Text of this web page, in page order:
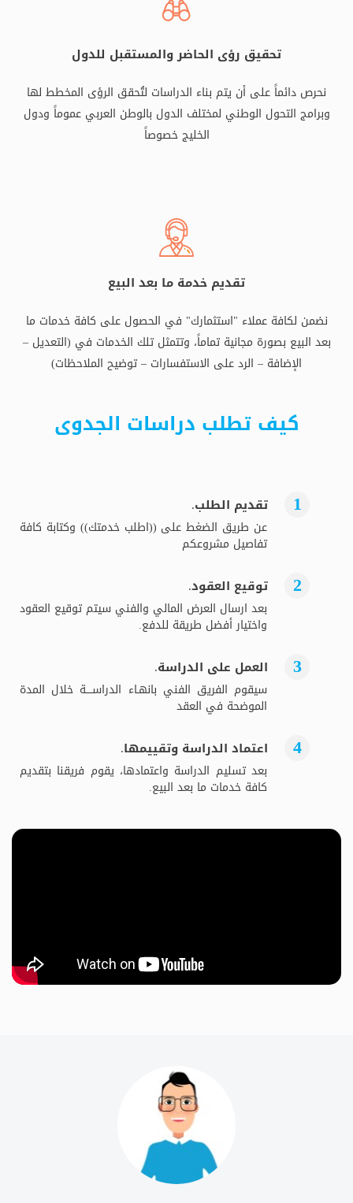
تحقيق رؤى الحاضر والمستقبل للدول
نحرص دائماً على أن يتم بناء الدراسات لتُحقق الرؤى المخطط لها
وبرامج التحول الوطني لمختلف الدول بالوطن العربي عموماً ودول
الخليج خصوصاً
تقديم خدمة ما بعد البيع
نضمن لكافة عملاء "استثمارك" في الحصول على كافة خدمات ما
بعد البيع بصورة مجانية تماماً، وتتمثل تلك الخدمات في (التعديل –
الإضافة – الرد على الاستفسارات – توضيح الملاحظات)
كيف تطلب دراسات الجدوى
تقديم الطلب.
عن طريق الضغط على ((اطلب خدمتك)) وكتابة كافة
تفاصيل مشروعكم
توقيع العقود.
بعد ارسال العرض المالي والفني سيتم توقيع العقود
واختيار أفضل طريقة للدفع.
العمل على الدراسة.
سيقوم الفريق الفني بانهـاء الدراســــة خلال المدة
الموضحة في العقد
اعتماد الدراسة وتقييمها.
بعد تسليم الدراسة واعتمادها، يقوم فريقنا بتقديم
كافة خدمات ما بعد البيع.